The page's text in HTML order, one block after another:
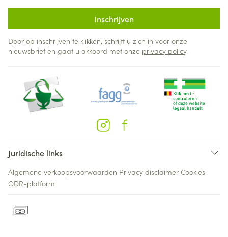
Inschrijven
Door op inschrijven te klikken, schrijft u zich in voor onze
nieuwsbrief en gaat u akkoord met onze privacy policy.
Juridische links
Algemene verkoopsvoorwaarden Privacy disclaimer Cookies
ODR-platform